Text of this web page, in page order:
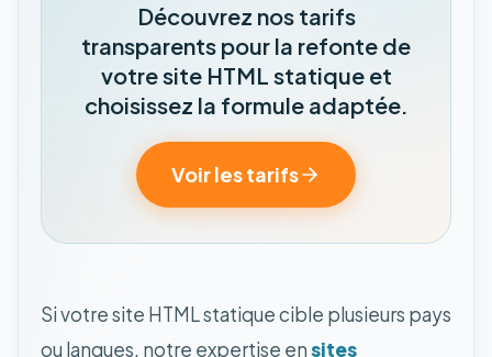
Découvrez nos tarifs
transparents pour la refonte de
votre site HTML statique et
choisissez la formule adaptée.
Voir les tarifs
Si votre site HTML statique cible plusieurs pays
ou langues, notre expertise ensites